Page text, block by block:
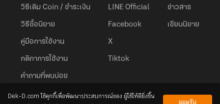
วิธีเติม Coin / ชำระเงิน
วิธีซื้อนิยาย
คู่มือการใช้งาน
กติกาการใช้งาน
คำถามที่พบบ่อย
LINE Official
Facebook
X
Tiktok
ข่าวสาร
เขียนนิยาย
Dek-D.com ใช้คุกกี้เพื่อพัฒนาประสบการณ์ของ ผู้ใช้ให้ดียิ่งขึ้น